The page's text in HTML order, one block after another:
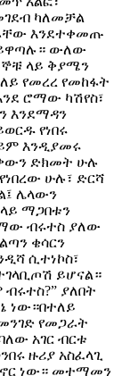
ካለመቻል
እንደተቀመጡ
ውለው
ላይ ቅያሜን
የመረረ የመከፋት
ሮማው ካሽየስ፣
እንደማዳን
የነበሩ
እንዲያመሩ
ድክመት ሁሉ
ሁሉ፣ ድርሻ
ሌላውን
ማጋበቱን
ብሩተስ ያለው
ቄሳርን
ሲተነኮስ፣
ይሆናል።
ያለበት
ነው።በተለይ
የመጋራት
አገር ብርቱ
ዙሪያ አስፈላጊ
ነው። መተማመን